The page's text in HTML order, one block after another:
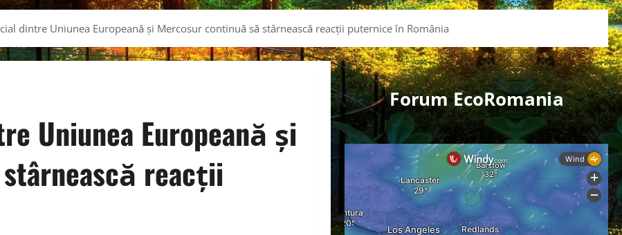
dintre Uniunea Europeană și Mercosur continuă să stârnească reacții puternice în România
Uniunea Europeană și
reacții
Forum EcoRomania